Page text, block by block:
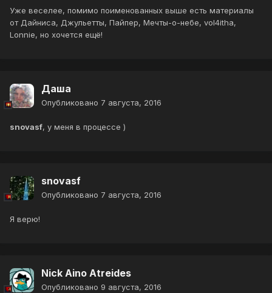
Уже веселее, помимо поименованных выше есть материалы
от Дайниса, Джульетты, Пайпер, Мечты-о-небе, vol4itha,
Lonnie, но хочется ещё!
Даша
Опубликовано 7 августа, 2016
snovasf, у меня в процессе )
snovasf
Опубликовано 7 августа, 2016
Я верю!
Nick Aino Atreides
Опубликовано 9 августа, 2016